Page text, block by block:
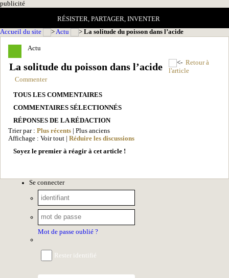
publicité
RÉSISTER, PARTAGER, INVENTER
Accueil du site
Actu La solitude du poisson dans l’acide
Actu
La solitude du poisson dans l’acide
Retour à
l'article
Commenter
TOUS LES COMMENTAIRES
COMMENTAIRES SÉLECTIONNÉS
RÉPONSES DE LA RÉDACTION
Trier par : Plus récents | Plus anciens
Affichage : Voir tout | Réduire les discussions
Soyez le premier à réagir à cet article !
Se connecter
Mot de passe oublié ?
Rester identifié